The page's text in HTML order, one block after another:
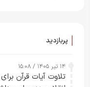
پربازدید
۱۴ تیر ۱۴۰۵ / ۱۵:۰۸
تلاوت آیات قرآن